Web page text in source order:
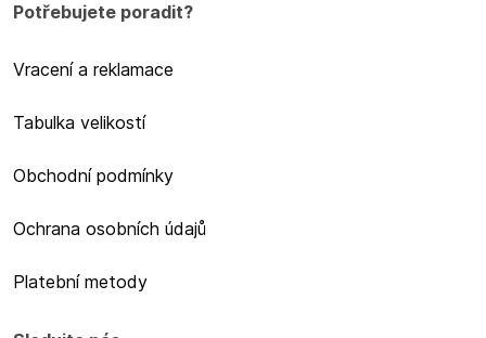
Potřebujete poradit?
Vracení a reklamace
Tabulka velikostí
Obchodní podmínky
Ochrana osobních údajů
Platební metody